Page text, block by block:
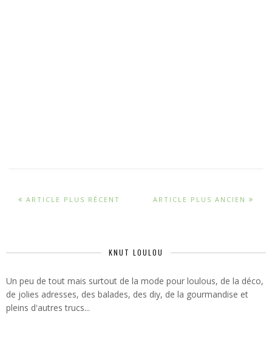
ARTICLE PLUS RÉCENT ARTICLE PLUS ANCIEN
KNUT LOULOU
Un peu de tout mais surtout de la mode pour loulous, de la déco,
de jolies adresses, des balades, des diy, de la gourmandise et
pleins d'autres trucs...